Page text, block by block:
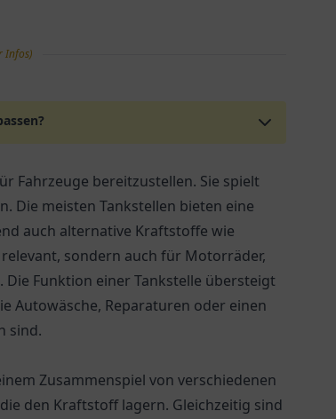
Infos)
Fahrzeuge bereitzustellen. Sie spielt
Die meisten Tankstellen bieten eine
auch alternative Kraftstoffe wie
sondern auch für Motorräder,
Funktion einer Tankstelle übersteigt
Autowäsche, Reparaturen oder einen
sind.
Zusammenspiel von verschiedenen
den Kraftstoff lagern. Gleichzeitig sind